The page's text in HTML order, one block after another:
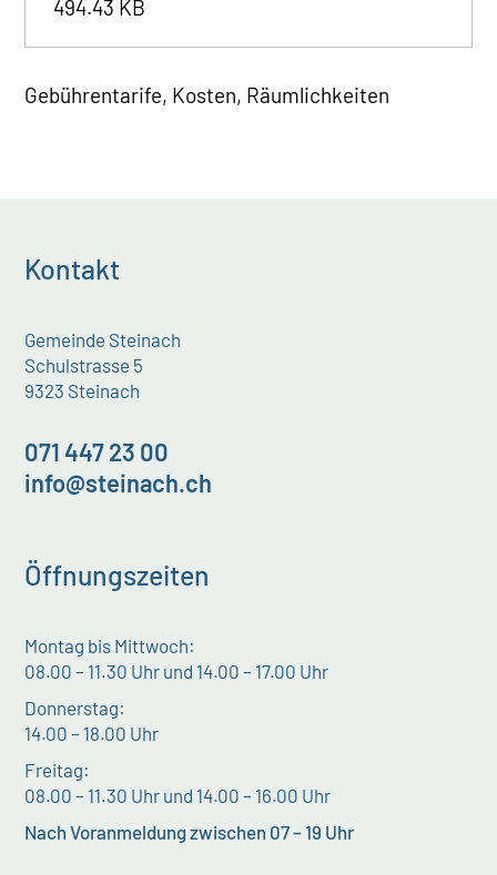
494.43 KB
Gebührentarife, Kosten, Räumlichkeiten
Kontakt
Gemeinde Steinach
Schulstrasse 5
9323 Steinach
071 447 23 00
info@steinach.ch
Öffnungszeiten
Montag bis Mittwoch:
08.00 – 11.30 Uhr und 14.00 – 17.00 Uhr
Donnerstag:
14.00 – 18.00 Uhr
Freitag:
08.00 – 11.30 Uhr und 14.00 – 16.00 Uhr
Nach Voranmeldung zwischen 07 – 19 Uhr